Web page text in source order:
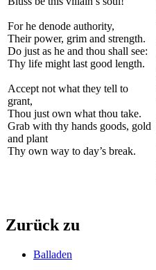
For he denode authority,
Their power, grim and strength.
Do just as he and thou shall see:
Thy life might last good length.
Accept not what they tell to
grant,
Thou just own what thou take.
Grab with thy hands goods, gold
and plant
Thy own way to day’s break.
Zurück zu
Balladen